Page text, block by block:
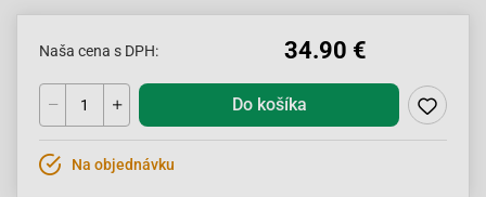
Naša cena s DPH: 34.90 €
Do košíka
Na objednávku